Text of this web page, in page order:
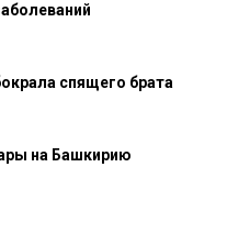
спящего брата
на Башкирию